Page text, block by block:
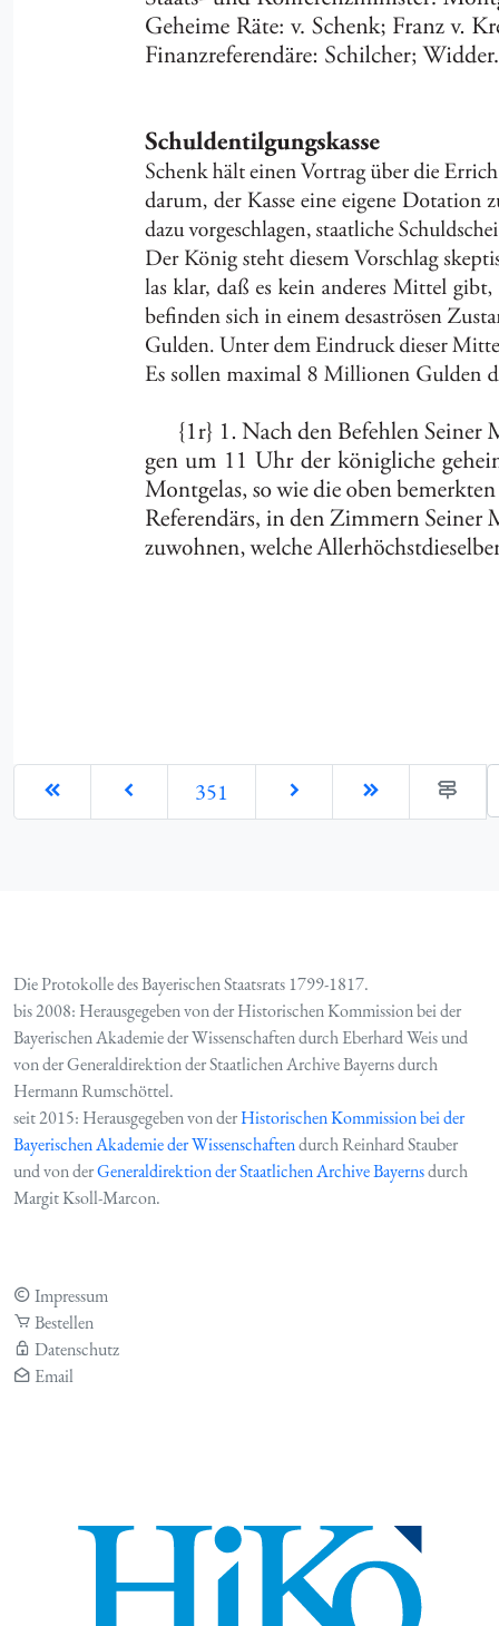
351
Die Protokolle des Bayerischen Staatsrats 1799-1817.
bis 2008: Herausgegeben von der Historischen Kommission bei der
Bayerischen Akademie der Wissenschaften durch Eberhard Weis und
von der Generaldirektion der Staatlichen Archive Bayerns durch
Hermann Rumschöttel.
seit 2015: Herausgegeben von derHistorischen Kommission bei der
Bayerischen Akademie der Wissenschaftendurch Reinhard Stauber
und von derGeneraldirektion der Staatlichen Archive Bayernsdurch
Margit Ksoll-Marcon.
Impressum
Bestellen
Datenschutz
Email